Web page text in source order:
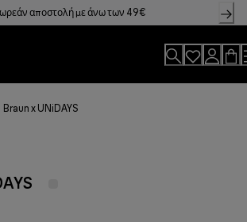
αποστολή με άνω των 49€
Braun x UNiDAYS